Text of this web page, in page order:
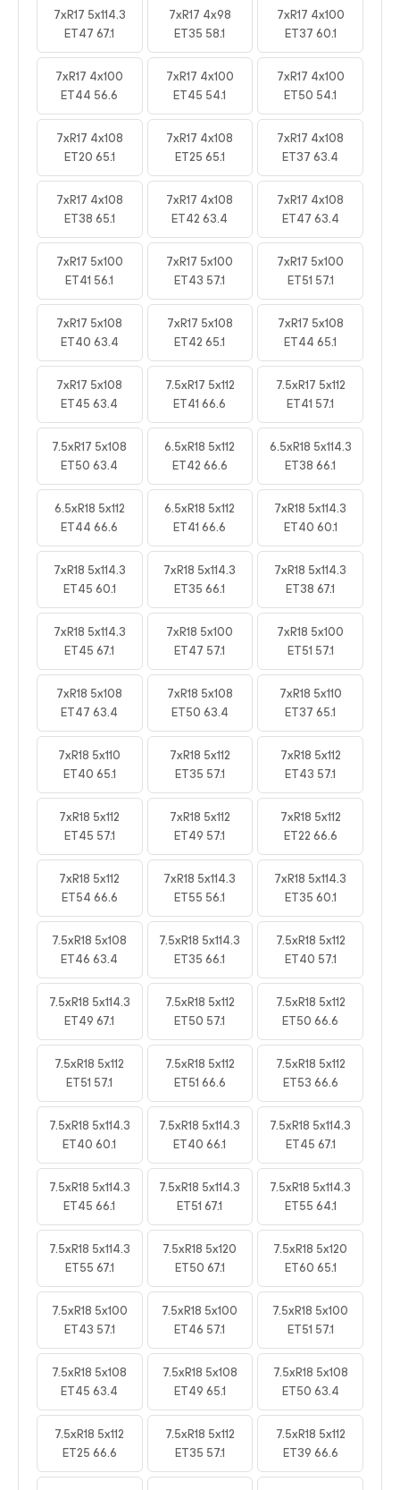
7xR17 5x114.3
ET47 67.1
7xR17 4x98
ET35 58.1
7xR17 4x100
ET37 60.1
7xR17 4x100
ET44 56.6
7xR17 4x100
ET45 54.1
7xR17 4x100
ET50 54.1
7xR17 4x108
ET20 65.1
7xR17 4x108
ET25 65.1
7xR17 4x108
ET37 63.4
7xR17 4x108
ET38 65.1
7xR17 4x108
ET42 63.4
7xR17 4x108
ET47 63.4
7xR17 5x100
ET41 56.1
7xR17 5x100
ET43 57.1
7xR17 5x100
ET51 57.1
7xR17 5x108
ET40 63.4
7xR17 5x108
ET42 65.1
7xR17 5x108
ET44 65.1
7xR17 5x108
ET45 63.4
7.5xR17 5x112
ET41 66.6
7.5xR17 5x112
ET41 57.1
7.5xR17 5x108
ET50 63.4
6.5xR18 5x112
ET42 66.6
6.5xR18 5x114.3
ET38 66.1
6.5xR18 5x112
ET44 66.6
6.5xR18 5x112
ET41 66.6
7xR18 5x114.3
ET40 60.1
7xR18 5x114.3
ET45 60.1
7xR18 5x114.3
ET35 66.1
7xR18 5x114.3
ET38 67.1
7xR18 5x114.3
ET45 67.1
7xR18 5x100
ET47 57.1
7xR18 5x100
ET51 57.1
7xR18 5x108
ET47 63.4
7xR18 5x108
ET50 63.4
7xR18 5x110
ET37 65.1
7xR18 5x110
ET40 65.1
7xR18 5x112
ET35 57.1
7xR18 5x112
ET43 57.1
7xR18 5x112
ET45 57.1
7xR18 5x112
ET49 57.1
7xR18 5x112
ET22 66.6
7xR18 5x112
ET54 66.6
7xR18 5x114.3
ET55 56.1
7xR18 5x114.3
ET35 60.1
7.5xR18 5x108
ET46 63.4
7.5xR18 5x114.3
ET35 66.1
7.5xR18 5x112
ET40 57.1
7.5xR18 5x114.3
ET49 67.1
7.5xR18 5x112
ET50 57.1
7.5xR18 5x112
ET50 66.6
7.5xR18 5x112
ET51 57.1
7.5xR18 5x112
ET51 66.6
7.5xR18 5x112
ET53 66.6
7.5xR18 5x114.3
ET40 60.1
7.5xR18 5x114.3
ET40 66.1
7.5xR18 5x114.3
ET45 67.1
7.5xR18 5x114.3
ET45 66.1
7.5xR18 5x114.3
ET51 67.1
7.5xR18 5x114.3
ET55 64.1
7.5xR18 5x114.3
ET55 67.1
7.5xR18 5x120
ET50 67.1
7.5xR18 5x120
ET60 65.1
7.5xR18 5x100
ET43 57.1
7.5xR18 5x100
ET46 57.1
7.5xR18 5x100
ET51 57.1
7.5xR18 5x108
ET45 63.4
7.5xR18 5x108
ET49 65.1
7.5xR18 5x108
ET50 63.4
7.5xR18 5x112
ET25 66.6
7.5xR18 5x112
ET35 57.1
7.5xR18 5x112
ET39 66.6